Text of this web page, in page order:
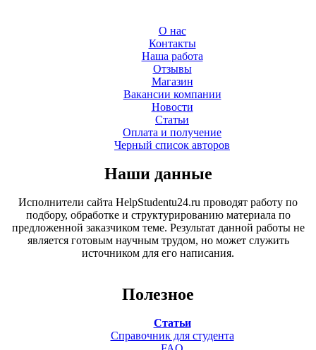
О нас
Контакты
Наша работа
Отзывы
Магазин
Вакансии компании
Новости
Статьи
Оплата и получение
Черный список авторов
Наши данные
Исполнители сайта HelpStudentu24.ru проводят работу по
подбору, обработке и структурированию материала по
предложенной заказчиком теме. Результат данной работы не
является готовым научным трудом, но может служить
источником для его написания.
Полезное
Статьи
Справочник для студента